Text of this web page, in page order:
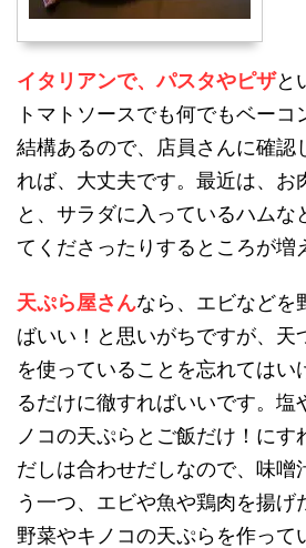
イタリアンで、パスタやピザと
トマトソースでも何でもベーコ
結構あるので、店員さんに確認
れば、大丈夫です。最近は、お
と、サラダに入っているハムな
てくださったりするところが増
天ぷら屋さんなら、エビなどを
ばいい！と思いがちですが、天
を使っていることを忘れてはい
るだけに徹すればいいです。塩
ノコの天ぷらとご飯だけ！にす
だしは合わせだしなので、味噌
う一つ、エビや魚や鶏肉を揚げ
野菜やキノコの天ぷらを作って